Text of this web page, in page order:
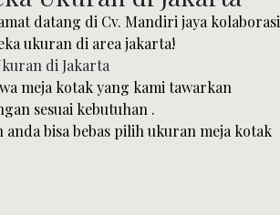
datang di Cv. Mandiri jaya kolaborasi
ukuran di area jakarta!
meja kotak yang kami tawarkan
sesuai kebutuhan .
bisa bebas pilih ukuran meja kotak